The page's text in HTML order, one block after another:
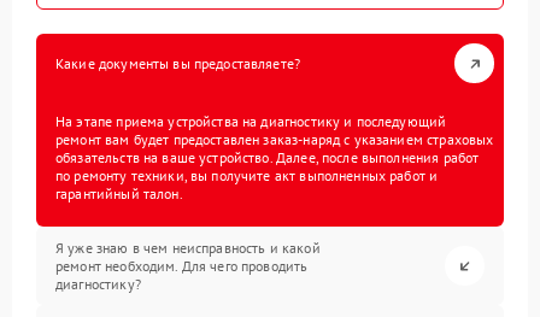
Какие документы вы предоставляете?
На этапе приема устройства на диагностику и последующий
ремонт вам будет предоставлен заказ-наряд с указанием страховых
обязательств на ваше устройство. Далее, после выполнения работ
по ремонту техники, вы получите акт выполненных работ и
гарантийный талон.
Я уже знаю в чем неисправность и какой
ремонт необходим. Для чего проводить
диагностику?